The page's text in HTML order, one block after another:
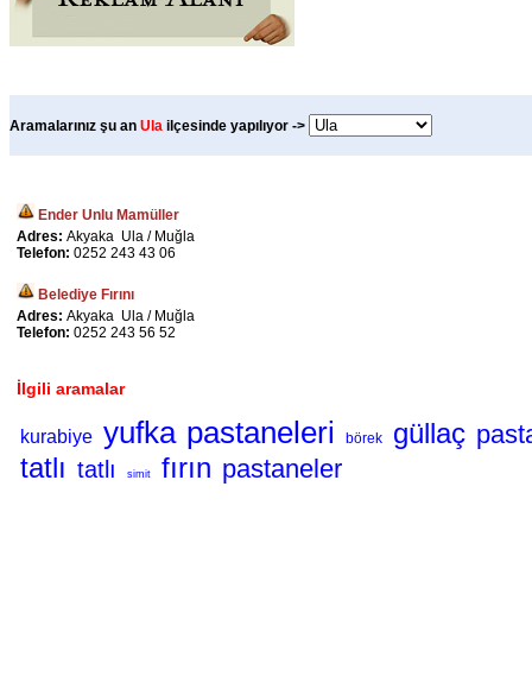
Aramalarınız şu an Ula ilçesinde yapılıyor ->
Ender Unlu Mamüller
Adres: Akyaka Ula / Muğla
Telefon: 0252 243 43 06
Belediye Fırını
Adres: Akyaka Ula / Muğla
Telefon: 0252 243 56 52
İlgili aramalar
kurabiye yufka pastaneleri börek güllaç
tatlı tatlı simit fırın pastaneler